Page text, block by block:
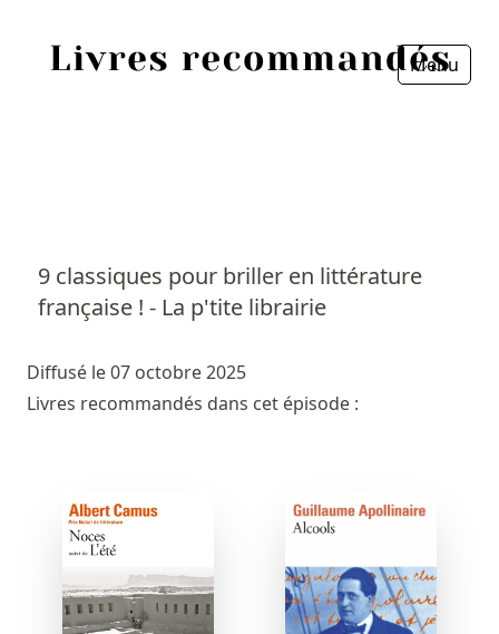
Menu
9 classiques pour briller en littérature
française ! - La p'tite librairie
Diffusé le 07 octobre 2025
Livres recommandés dans cet épisode :
Personnes
Livres
Fermer